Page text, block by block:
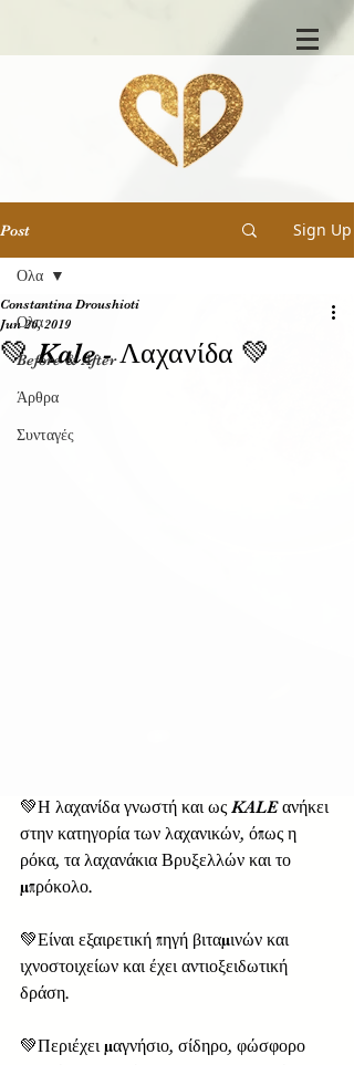
Post Sign Up
Ολα
Before & After
Άρθρα
Συνταγές
Ολα
💚 Kale - Λαχανίδα 💚
Constantina Droushioti
Jun 26, 2019
💚Η λαχανίδα γνωστή και ως KALE ανήκει
στην κατηγορία των λαχανικών, όπως η
ρόκα, τα λαχανάκια Βρυξελλών και το
μπρόκολο.
💚Είναι εξαιρετική πηγή βιταμινών και
ιχνοστοιχείων και έχει αντιοξειδωτική
δράση.
💚Περιέχει μαγνήσιο, σίδηρο, φώσφορο